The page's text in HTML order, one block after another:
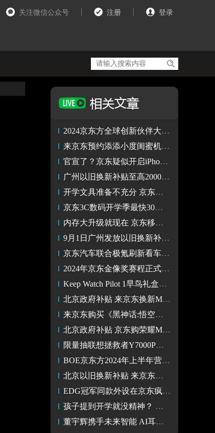
关注微信公众号 注册 登录
2024京东方全球创新伙伴大会隆重举行 战略升维“第N曲线”理论
来京东预约添添小度闺蜜机，悦享版只要1699元就能拿下！
官宣了？京东疑似开启iPhone 16优先选购活动
广州以旧换新补贴至高2000元 机械革命、华为、惠普等京东热销
开学文具准备不充分 京东晚上下单白天送达 不耽误新学期开课
京东3C数码开学季最快30分钟送达 孩子开学装备忘买也不怕
内存大升级就现在 京东移动存储巅峰日61.8元抢全家桶
9月1日广州发放以旧换新补贴 来京东购电脑至高立减2000元
京东汽车联合极氪刷新看车买车新体验：用户可线上体验极氪001
2024年京东金像奖赛程正式启动 百万奖池及好礼等你参与
Keep Watch Pilot 1早鸟礼盒先人一步上线京东 售价1299元
北京政府补贴 来京东换新MacBook Air、MacBook Pro可享8折优惠
来京东购买《黑神话:悟空》数字版游戏 参与活动抽万件联名好礼
北京政府补贴 京东购荣耀MagicBook Art 14最高优惠2000元
限量抽联想拯救者Y7000P游戏本 《黑神话：悟空》京东主题月
BOE京东方2024年上半年营收利润双增长 创新驱动业绩稳步提升
北京以旧换新补贴 来京东买小新Pro 16 2024笔记本立减1173元
EDG冠军同款外设在京东疯抢 雷蛇毒蝰V2 Pro到手价不高于699元
孩子提到开学就没精神？ 京东3C数码开学季孩子对新学期有兴趣
董宇辉携手未来智能 AI耳机打开文化交流互鉴新可能